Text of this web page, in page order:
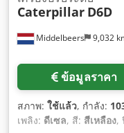
Middelbeers 9,032
Caterpillar D6D
ข้อมูลราคา
สภาพ: ใช้แล้ว, กำลัง:
เพลิง: ดีเซล, สี: สีเหลือง,